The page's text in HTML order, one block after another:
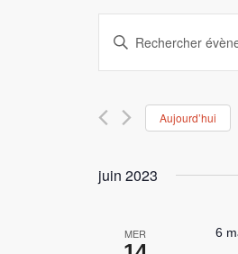
et
de
vues
Saisir
Évènements
clé.
Aujourd’hui
juin 2023
MER 6